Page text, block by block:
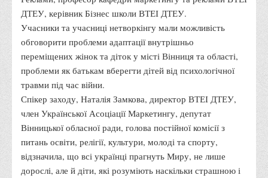
Іноземної філології та перекладу
Відділи
Реклами та зв'язків з громадськістю
Наукової роботи та міжнародної співпраці
Здобутки студентів
Матеріали наукових конференцій та вебінарів
Міжнародна діяльність
Закордонні партнери
Програми подвійного диплому
ДТЕУ, керівник Бізнес школи ВТЕІ ДТЕУ.
Учасники та учасниці нетворкінгу мали можливість
обговорити проблеми адаптації внутрішньо
переміщених жінок та діток у місті Вінниця та області,
проблеми як батькам вберегти дітей від психологічної
травми під час війни.
Спікер заходу, Наталія Замкова, директор ВТЕІ ДТЕУ,
член Української Асоціації Маркетингу, депутат
Вінницької обласної ради, голова постійної комісії з
питань освіти, релігії, культури, молоді та спорту,
відзначила, що всі українці прагнуть Миру, не лише
дорослі, але й діти, які розуміють наскільки страшною і